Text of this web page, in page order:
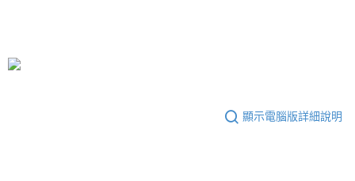
顯示電腦版詳細說明